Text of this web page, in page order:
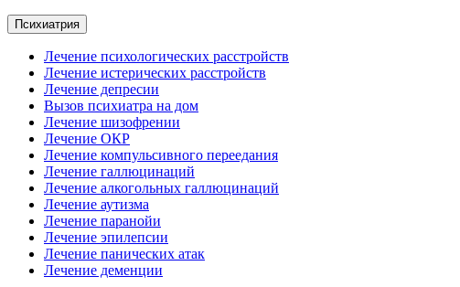
Психиатрия
Лечение психологических расстройств
Лечение истерических расстройств
Лечение депресии
Вызов психиатра на дом
Лечение шизофрении
Лечение ОКР
Лечение компульсивного переедания
Лечение галлюцинаций
Лечение алкогольных галлюцинаций
Лечение аутизма
Лечение паранойи
Лечение эпилепсии
Лечение панических атак
Лечение деменции